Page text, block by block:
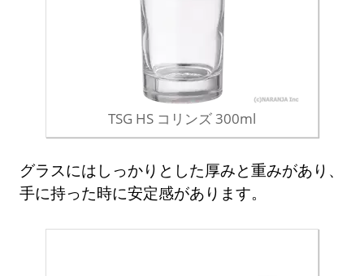
TSG HS コリンズ 300ml
グラスにはしっかりとした厚みと重みがあり、
手に持った時に安定感があります。